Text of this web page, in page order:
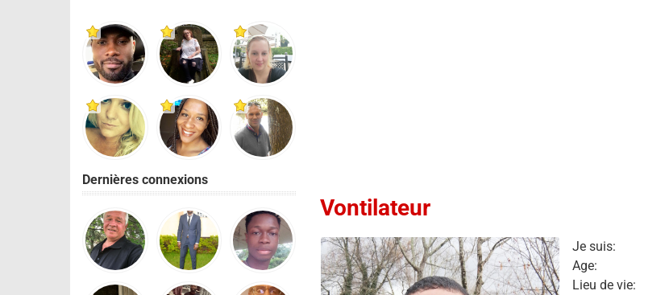
Dernières connexions
Vontilateur
Je suis:
Age:
Lieu de vie: